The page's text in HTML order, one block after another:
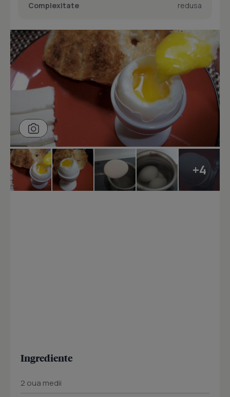
Complexitate redusa
+4
Ingrediente
2 oua medii